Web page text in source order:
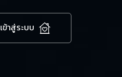
เข้าสู่ระบบ